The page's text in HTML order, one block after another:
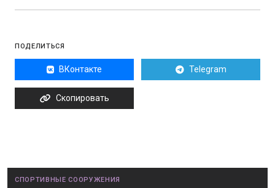
ПОДЕЛИТЬСЯ
ВКонтакте Telegram
Скопировать
СПОРТИВНЫЕ СООРУЖЕНИЯ